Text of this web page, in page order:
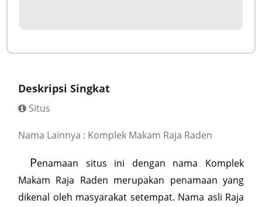
Deskripsi Singkat
Situs
Nama Lainnya : Komplek Makam Raja Raden
Penamaan situs ini dengan nama Komplek
Makam Raja Raden merupakan penamaan yang
dikenal oleh masyarakat setempat. Nama asli Raja